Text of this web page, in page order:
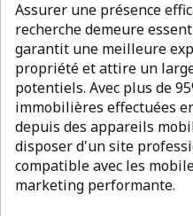
Assurer une présence
recherche demeure
garantit une meilleure
propriété et attire un
potentiels. Avec plus de
immobilières effectuées
depuis des appareils
disposer d'un site
compatible avec les
marketing performante.